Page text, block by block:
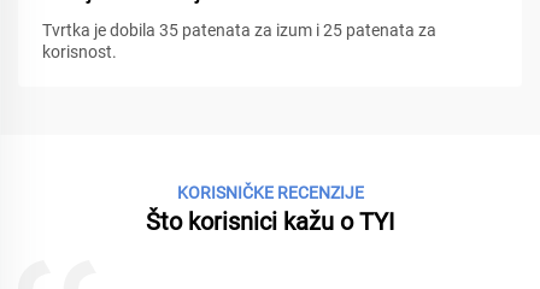
Tvrtka je dobila 35 patenata za izum i 25 patenata za
korisnost.
KORISNIČKE RECENZIJE
Što korisnici kažu o TYI